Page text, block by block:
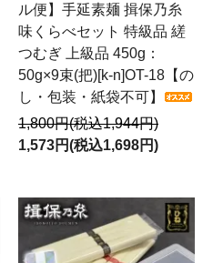
ル便】手延素麺 揖保乃糸
味くらべセット 特級品 縒
つむぎ 上級品 450g：
50g×9束(把)[k-n]OT-18【の
し・包装・紙袋不可】
1,800円(税込1,944円)
1,573円(税込1,698円)